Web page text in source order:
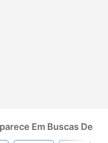
Em Buscas De